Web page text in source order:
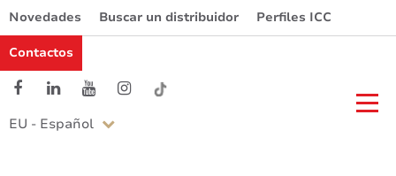
Novedades Buscar un distribuidor Perfiles ICC
Contactos
EU - Español